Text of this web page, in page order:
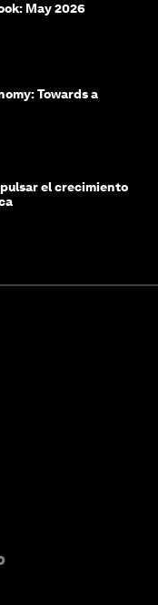
May 2026
Towards a
el crecimiento